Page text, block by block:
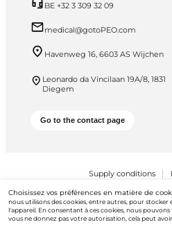
BE +32 3 309 32 09
medical@gotoPEO.com
Havenweg 16, 6603 AS Wijchen
Leonardo da Vincilaan 19A/8, 1831
Diegem
Go to the contact page
Supply conditions
PEO B.V. © 2026 Tous
Choisissez vos préférences en matière de
nous utilisons des cookies, entre autres, pour
l'appareil. En consentant à ces cookies, nous
vous ne donnez pas votre autorisation, cela peut